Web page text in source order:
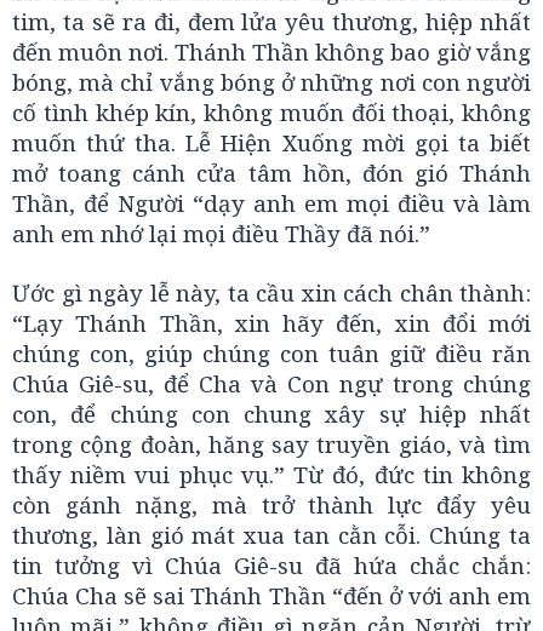
tim, ta sẽ ra đi, đem lửa yêu thương, hiệp nhất
đến muôn nơi. Thánh Thần không bao giờ vắng
bóng, mà chỉ vắng bóng ở những nơi con người
cố tình khép kín, không muốn đối thoại, không
muốn thứ tha. Lễ Hiện Xuống mời gọi ta biết
mở toang cánh cửa tâm hồn, đón gió Thánh
Thần, để Người “dạy anh em mọi điều và làm
anh em nhớ lại mọi điều Thầy đã nói.”
Ước gì ngày lễ này, ta cầu xin cách chân thành:
“Lạy Thánh Thần, xin hãy đến, xin đổi mới
chúng con, giúp chúng con tuân giữ điều răn
Chúa Giê-su, để Cha và Con ngự trong chúng
con, để chúng con chung xây sự hiệp nhất
trong cộng đoàn, hăng say truyền giáo, và tìm
thấy niềm vui phục vụ.” Từ đó, đức tin không
còn gánh nặng, mà trở thành lực đẩy yêu
thương, làn gió mát xua tan cằn cỗi. Chúng ta
tin tưởng vì Chúa Giê-su đã hứa chắc chắn:
Chúa Cha sẽ sai Thánh Thần “đến ở với anh em